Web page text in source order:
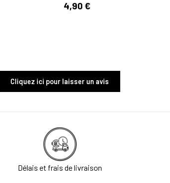
4,90 €
Cliquez ici pour laisser un avis
Délais et frais de livraison